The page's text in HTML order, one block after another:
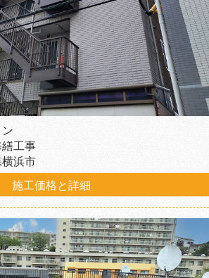
工事
浜市
施工価格と詳細